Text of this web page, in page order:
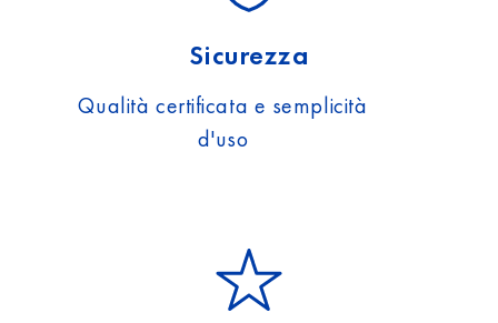
Sicurezza
Qualità certificata e semplicità
d'uso